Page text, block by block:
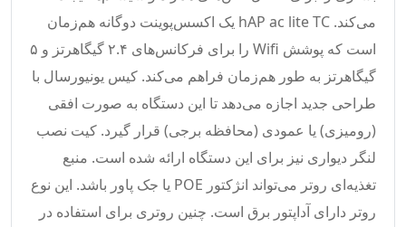
می‌کند. hAP ac lite TC یک اکسس‌پوینت دوگانه هم‌زمان
است که پوشش Wifi را برای فرکانس‌های ۲.۴ گیگاهرتز و ۵
گیگاهرتز به طور هم‌زمان فراهم می‌کند. کیس یونیورسال با
طراحی جدید اجازه می‌دهد تا این دستگاه به صورت افقی
(رومیزی) یا عمودی (محافظه برجی) قرار گیرد. کیت نصب
لنگر دیواری نیز برای این دستگاه ارائه شده است. منبع
تغذیه‌ای روتر می‌تواند انژکتور POE یا جک پاور باشد. این نوع
روتر دارای آداپتور برق است. چنین روتری برای استفاده در